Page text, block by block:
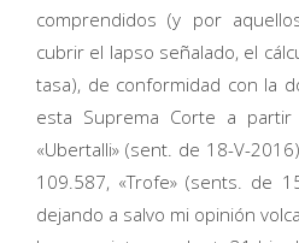
comprendidos (y por
cubrir el lapso señalado, el
tasa), de conformidad con la
esta Suprema Corte a
«Ubertalli» (sent. de 18-V-
109.587, «Trofe» (sents. de
dejando a salvo mi opinión